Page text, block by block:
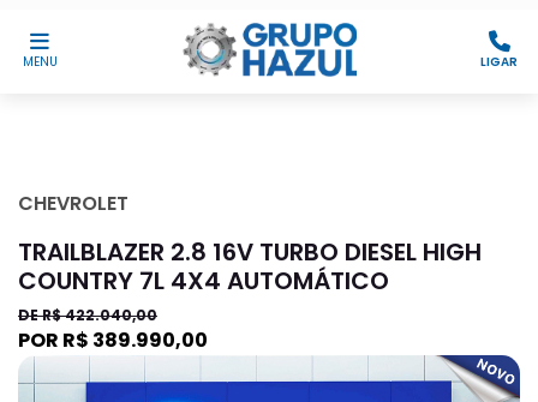
MENU LIGAR
CHEVROLET
TRAILBLAZER 2.8 16V TURBO DIESEL HIGH
COUNTRY 7L 4X4 AUTOMÁTICO
DE R$ 422.040,00
POR R$ 389.990,00